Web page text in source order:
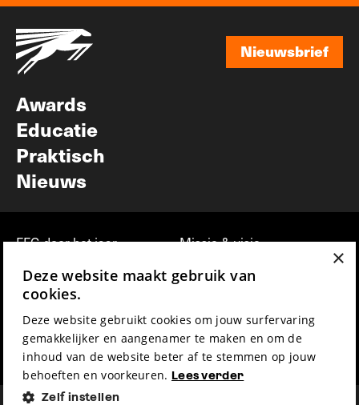
Nieuwsbrief
Awards
Educatie
Praktisch
Nieuws
FFG door het jaar
Partners
Film indienen
Film Fest Friends
Missie & visie
Contact
Privacy & Disclaimer
×
Deze website maakt gebruik van
cookies.
Deze website gebruikt cookies om jouw surfervaring
gemakkelijker en aangenamer te maken en om de
inhoud van de website beter af te stemmen op jouw
behoeften en voorkeuren. Lees verder
Zelf instellen